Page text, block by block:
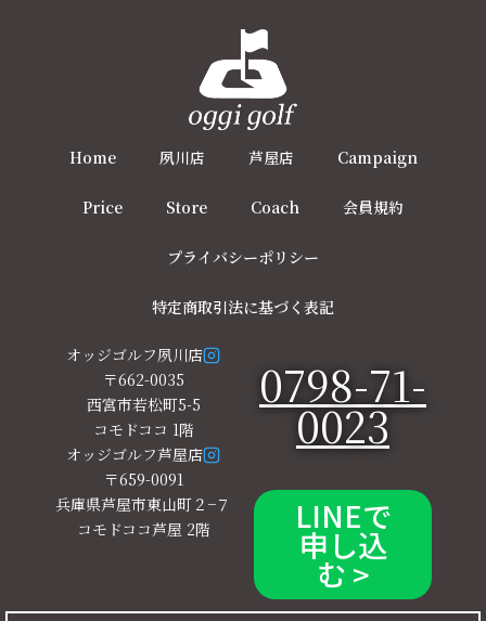
Home 夙川店 芦屋店 Campaign
Price Store Coach 会員規約
プライバシーポリシー
特定商取引法に基づく表記
オッジゴルフ夙川店
〒662-0035
西宮市若松町5-5
コモドココ 1階
オッジゴルフ芦屋店
〒659-0091
兵庫県芦屋市東山町２−７
コモドココ芦屋 2階
0798-71-
0023
LINEで
申し込
む >